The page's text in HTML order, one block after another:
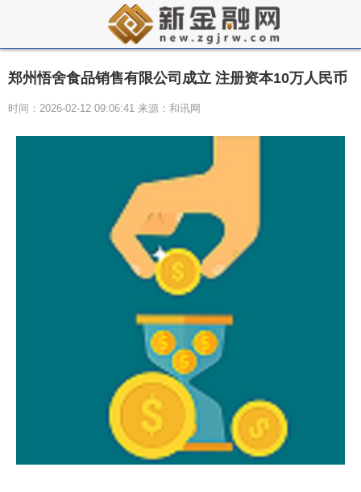
郑州悟舍食品销售有限公司成立 注册资本10万人民币
时间：2026-02-12 09:06:41 来源：和讯网